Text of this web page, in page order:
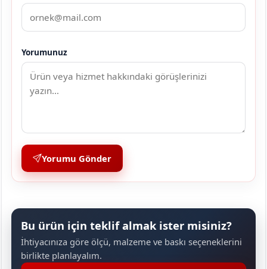
Yorumunuz
Yorumu Gönder
Bu ürün için teklif almak ister misiniz?
İhtiyacınıza göre ölçü, malzeme ve baskı seçeneklerini
birlikte planlayalım.